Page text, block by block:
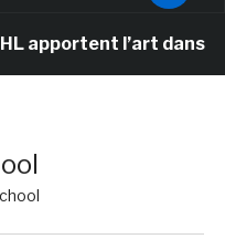
apportent l’art dans